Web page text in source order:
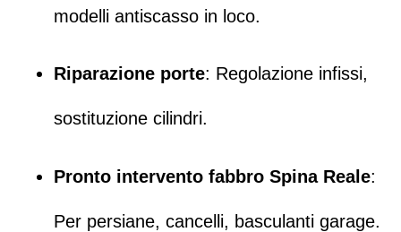
modelli antiscasso in loco.
Riparazione porte: Regolazione infissi,
sostituzione cilindri.
Pronto intervento fabbro Spina Reale:
Per persiane, cancelli, basculanti garage.